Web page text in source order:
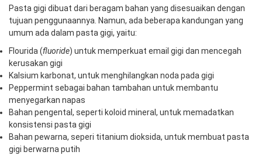
Pasta gigi dibuat dari beragam bahan yang disesuaikan dengan
tujuan penggunaannya. Namun, ada beberapa kandungan yang
umum ada dalam pasta gigi, yaitu:
Flourida (fluoride) untuk memperkuat email gigi dan mencegah
kerusakan gigi
Kalsium karbonat, untuk menghilangkan noda pada gigi
Peppermint sebagai bahan tambahan untuk membantu
menyegarkan napas
Bahan pengental, seperti koloid mineral, untuk memadatkan
konsistensi pasta gigi
Bahan pewarna, seperi titanium dioksida, untuk membuat pasta
gigi berwarna putih